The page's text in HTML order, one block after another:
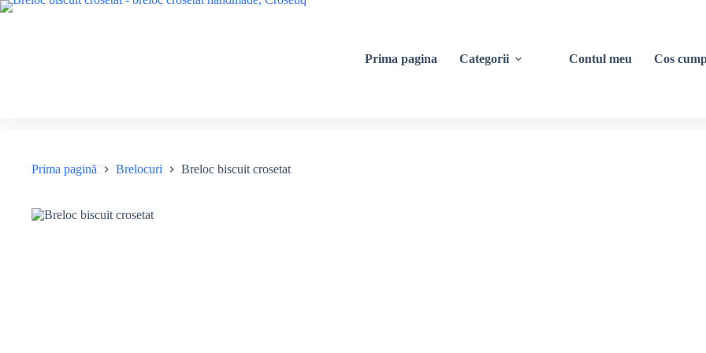
Sari
Prima pagina
Categorii Contul meu Cos
Prima pagină Brelocuri Breloc biscuit crosetat